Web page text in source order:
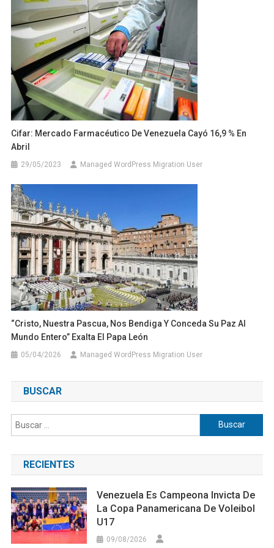
Cifar: Mercado Farmacéutico De Venezuela Cayó 16,9 % En
Abril
29/05/2023 Managed WordPress Migration User
“Cristo, Nuestra Pascua, Nos Bendiga Y Conceda Su Paz Al
Mundo Entero” Exalta El Papa León
05/04/2026 Managed WordPress Migration User
BUSCAR
Buscar:
RECIENTES
Venezuela Es Campeona Invicta De
La Copa Panamericana De Voleibol
U17
09/08/2026